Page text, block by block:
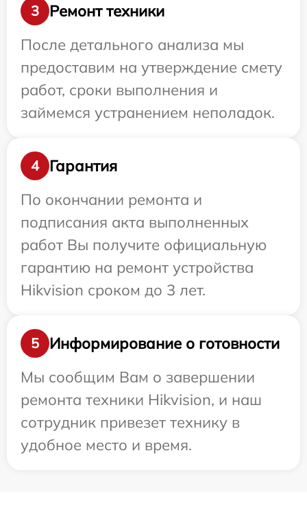
3
Ремонт техники
После детального анализа мы
предоставим на утверждение смету
работ, сроки выполнения и
займемся устранением неполадок.
4
Гарантия
По окончании ремонта и
подписания акта выполненных
работ Вы получите официальную
гарантию на ремонт устройства
Hikvision сроком до 3 лет.
5
Информирование о готовности
Мы сообщим Вам о завершении
ремонта техники Hikvision, и наш
сотрудник привезет технику в
удобное место и время.